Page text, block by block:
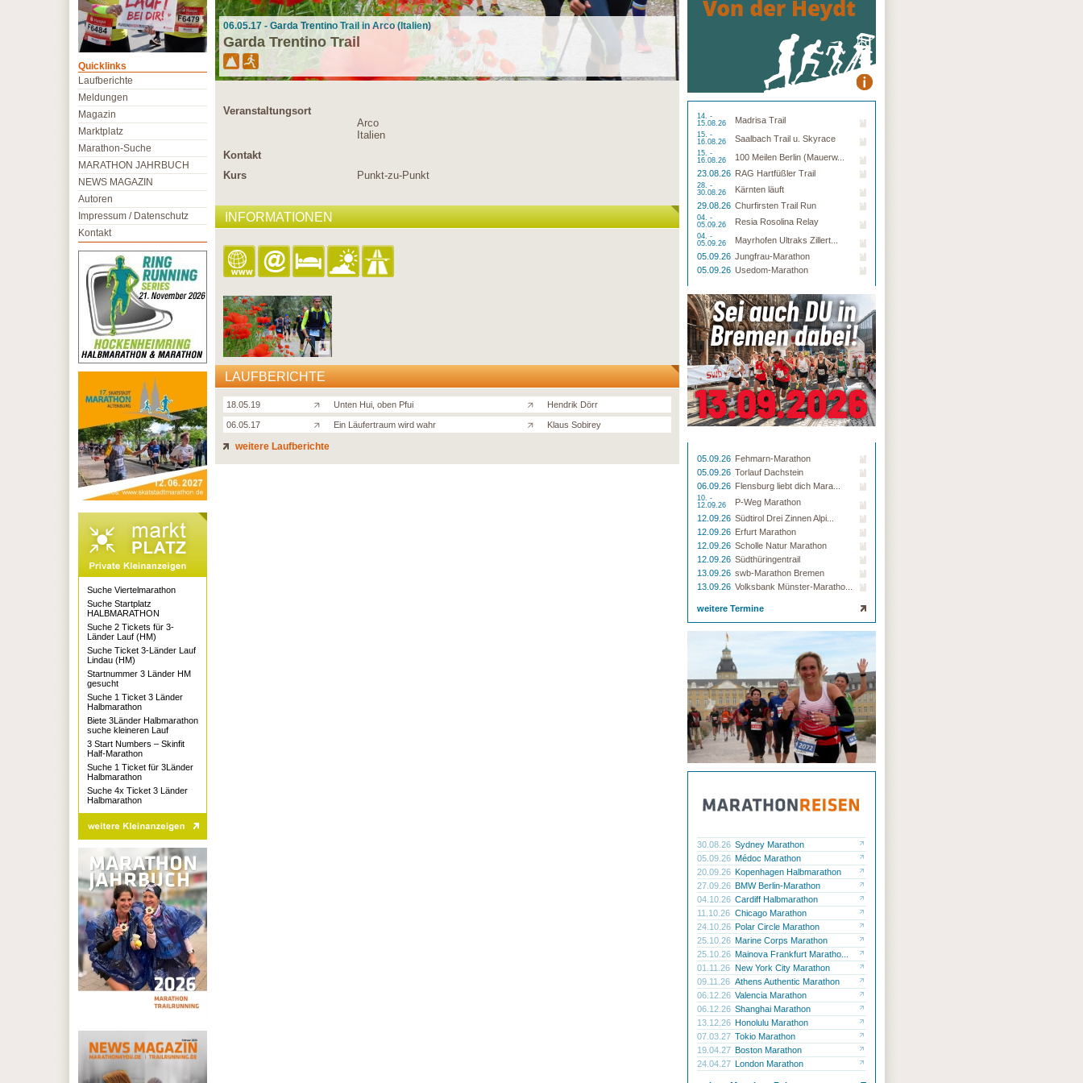
06.05.17 - Garda Trentino Trail in Arco (Italien)
Garda Trentino Trail
Veranstaltungsort
Arco
Italien
Kontakt
Kurs
Punkt-zu-Punkt
INFORMATIONEN
LAUFBERICHTE
18.05.19 Unten Hui, oben Pfui Hendrik Dörr
06.05.17 Ein Läufertraum wird wahr Klaus Sobirey
weitere Laufberichte
14. -
15.08.26
Madrisa Trail
15. -
16.08.26
Saalbach Trail u. Skyrace
15. -
16.08.26
100 Meilen Berlin (Mauerw...
23.08.26 RAG Hartfüßler Trail
28. -
30.08.26
Kärnten läuft
29.08.26 Churfirsten Trail Run
04. -
05.09.26
Resia Rosolina Relay
04. -
05.09.26
Mayrhofen Ultraks Zillert...
05.09.26 Jungfrau-Marathon
05.09.26 Usedom-Marathon
05.09.26 Fehmarn-Marathon
05.09.26 Torlauf Dachstein
06.09.26 Flensburg liebt dich Mara...
10. -
12.09.26
P-Weg Marathon
12.09.26 Südtirol Drei Zinnen Alpi...
12.09.26 Erfurt Marathon
12.09.26 Scholle Natur Marathon
12.09.26 Südthüringentrail
13.09.26 swb-Marathon Bremen
13.09.26 Volksbank Münster-Maratho...
weitere Termine
30.08.26 Sydney Marathon
05.09.26 Médoc Marathon
20.09.26 Kopenhagen Halbmarathon
27.09.26 BMW Berlin-Marathon
04.10.26 Cardiff Halbmarathon
11.10.26 Chicago Marathon
24.10.26 Polar Circle Marathon
25.10.26 Marine Corps Marathon
25.10.26 Mainova Frankfurt Maratho...
01.11.26 New York City Marathon
09.11.26 Athens Authentic Marathon
06.12.26 Valencia Marathon
06.12.26 Shanghai Marathon
13.12.26 Honolulu Marathon
07.03.27 Tokio Marathon
19.04.27 Boston Marathon
24.04.27 London Marathon
Quicklinks
Laufberichte
Meldungen
Magazin
Marktplatz
Marathon-Suche
MARATHON JAHRBUCH
NEWS MAGAZIN
Autoren
Impressum / Datenschutz
Kontakt
Suche Viertelmarathon
Suche Startplatz
HALBMARATHON
Suche 2 Tickets für 3-
Länder Lauf (HM)
Suche Ticket 3-Länder Lauf
Lindau (HM)
Startnummer 3 Länder HM
gesucht
Suche 1 Ticket 3 Länder
Halbmarathon
Biete 3Länder Halbmarathon
suche kleineren Lauf
3 Start Numbers – Skinfit
Half-Marathon
Suche 1 Ticket für 3Länder
Halbmarathon
Suche 4x Ticket 3 Länder
Halbmarathon